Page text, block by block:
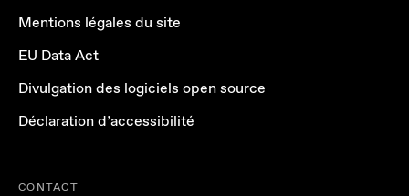
Mentions légales du site
EU Data Act
Divulgation des logiciels open source
Déclaration d’accessibilité
CONTACT